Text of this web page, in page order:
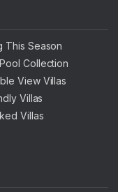
This Season
Collection
View Villas
Villas
Villas